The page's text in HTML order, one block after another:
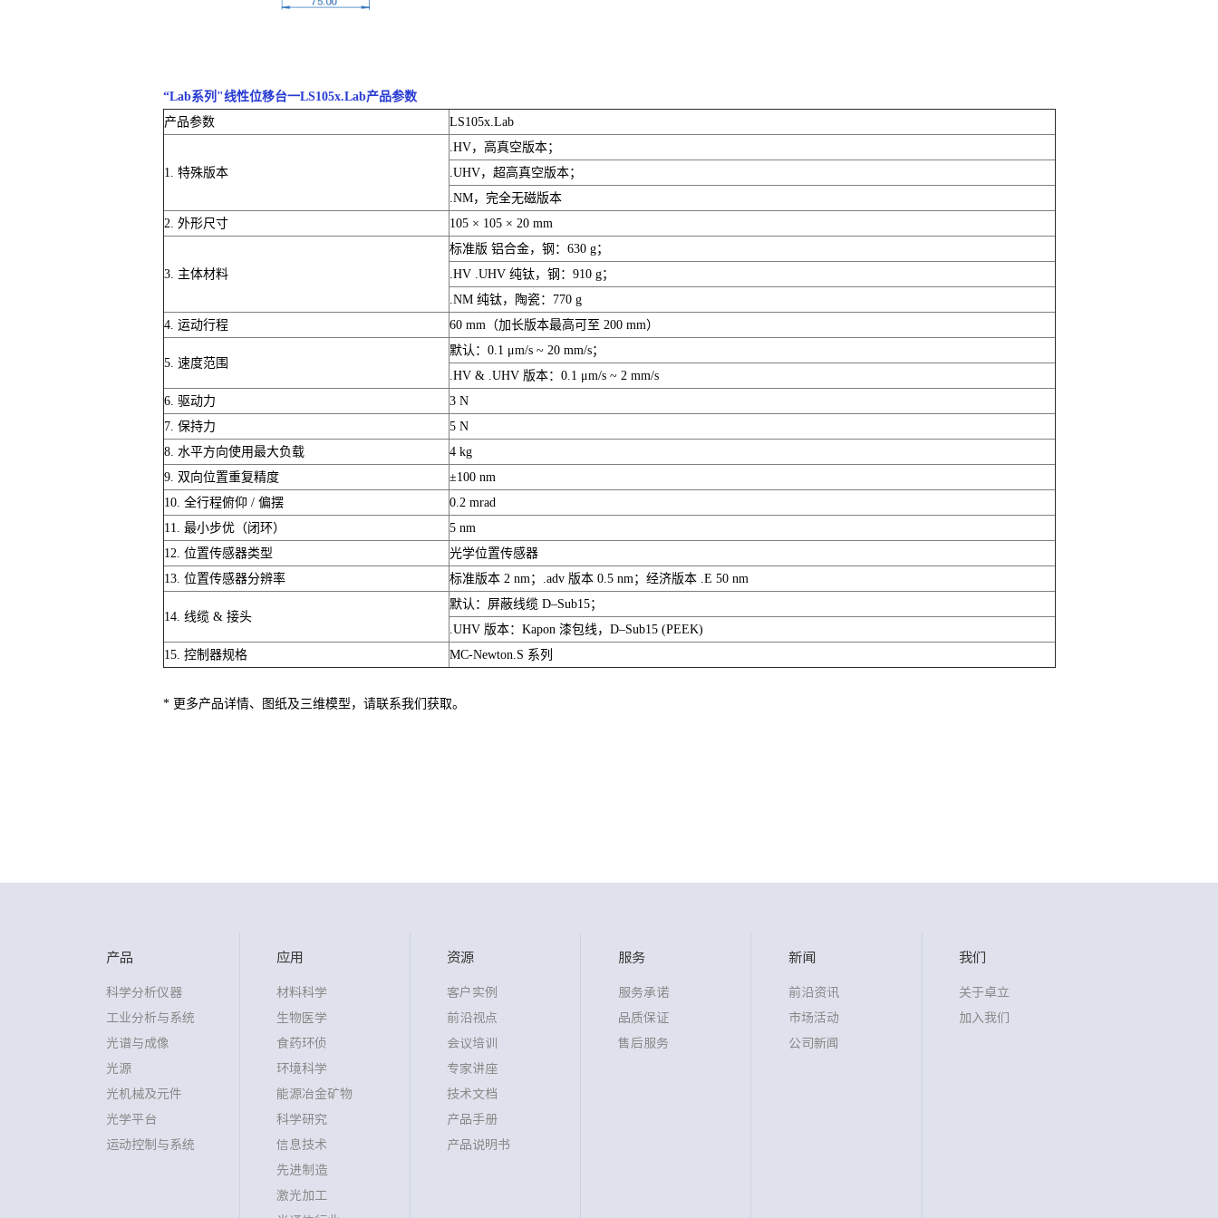
“Lab系列"线性位移台一LS105x.Lab产品参数
产品参数
LS105x.Lab
1. 特殊版本
.HV，高真空版本；
.UHV，超高真空版本；
.NM，完全无磁版本
2. 外形尺寸
105 × 105 × 20 mm
3. 主体材料
标准版 铝合金，钢：630 g；
.HV .UHV 纯钛，钢：910 g；
.NM 纯钛，陶瓷：770 g
4. 运动行程
60 mm（加长版本最高可至 200 mm）
5. 速度范围
默认：0.1 μm/s ~ 20 mm/s；
.HV & .UHV 版本：0.1 μm/s ~ 2 mm/s
6. 驱动力
3 N
7. 保持力
5 N
8. 水平方向使用最大负载
4 kg
9. 双向位置重复精度
±100 nm
10. 全行程俯仰 / 偏摆
0.2 mrad
11. 最小步优（闭环）
5 nm
12. 位置传感器类型
光学位置传感器
13. 位置传感器分辨率
标准版本 2 nm；.adv 版本 0.5 nm；经济版本 .E 50 nm
14. 线缆 & 接头
默认：屏蔽线缆 D–Sub15；
.UHV 版本：Kapon 漆包线，D–Sub15 (PEEK)
15. 控制器规格
MC-Newton.S 系列
* 更多产品详情、图纸及三维模型，请联系我们获取。
产品
科学分析仪器
工业分析与系统
光谱与成像
光源
光机械及元件
光学平台
运动控制与系统
应用
材料科学
生物医学
食药环侦
环境科学
能源冶金矿物
科学研究
信息技术
先进制造
激光加工
资源
客户实例
前沿视点
会议培训
专家讲座
技术文档
产品手册
产品说明书
服务
服务承诺
品质保证
售后服务
新闻
前沿资讯
市场活动
公司新闻
我们
关于卓立
加入我们